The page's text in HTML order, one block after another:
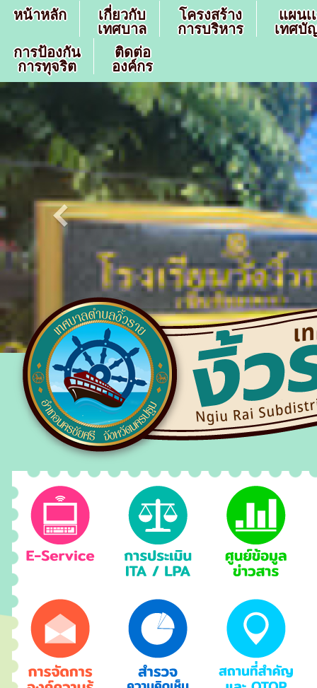
หน้าหลัก
เกี่ยวกับ
เทศบาล
โครงสร้าง
การบริหาร
แผนเ
เทศบั
การป้องกัน
การทุจริต
ติดต่อ
องค์กร